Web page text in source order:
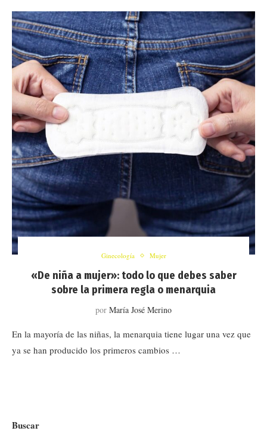
Ginecología Mujer
«De niña a mujer»: todo lo que debes saber
sobre la primera regla o menarquia
por María José Merino
En la mayoría de las niñas, la menarquia tiene lugar una vez que
ya se han producido los primeros cambios …
Buscar